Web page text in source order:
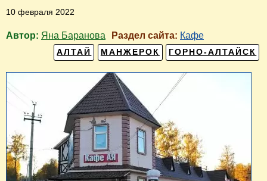
10 февраля 2022
Автор: Яна Баранова Раздел сайта: Кафе
ГОРНО-АЛТАЙСК
МАНЖЕРОК
АЛТАЙ